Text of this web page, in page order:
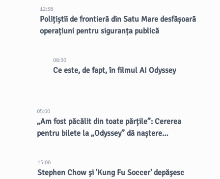
12:38
Polițiștii de frontieră din Satu Mare desfășoară
operațiuni pentru siguranța publică
08:30
Ce este, de fapt, în filmul AI Odyssey
05:00
„Am fost păcălit din toate părțile”: Cererea
pentru bilete la „Odyssey” dă naștere
15:00
Stephen Chow și 'Kung Fu Soccer' depășesc